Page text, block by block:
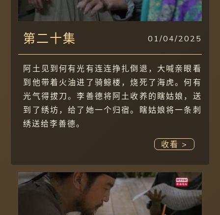
第二十集 01/04/2025
阿土见到何有光有连连挣扎倒退，大喊亲眼看
到他带着火油进了骑鲸楼，烧死了海虎。何有
光气得拔刀。李善德将阿土收养的瞎姑娘，送
到了绣坊，给了她一个归宿。瞎姑娘将一条刺
绣送给李善德。
收看 >